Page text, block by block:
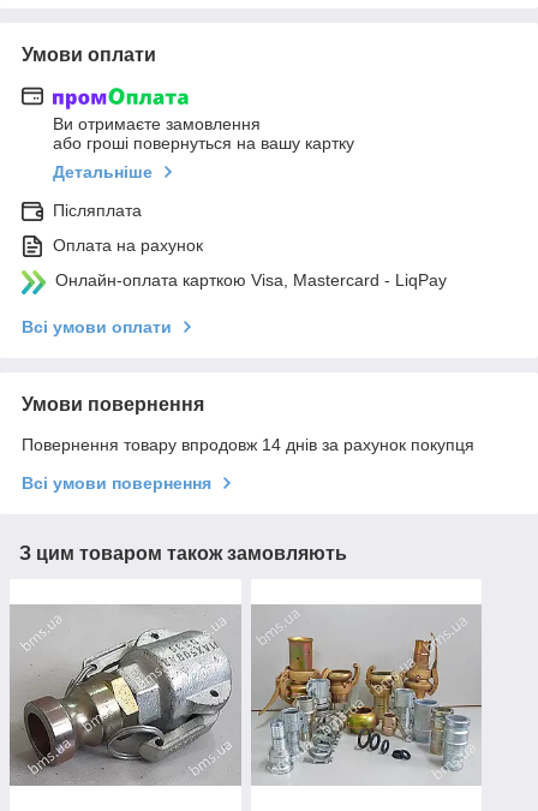
Умови оплати
Ви отримаєте замовлення
або гроші повернуться на вашу картку
Детальніше
Післяплата
Оплата на рахунок
Онлайн-оплата карткою Visa, Mastercard - LiqPay
Всі умови оплати
Умови повернення
Повернення товару впродовж 14 днів за рахунок покупця
Всі умови повернення
З цим товаром також замовляють